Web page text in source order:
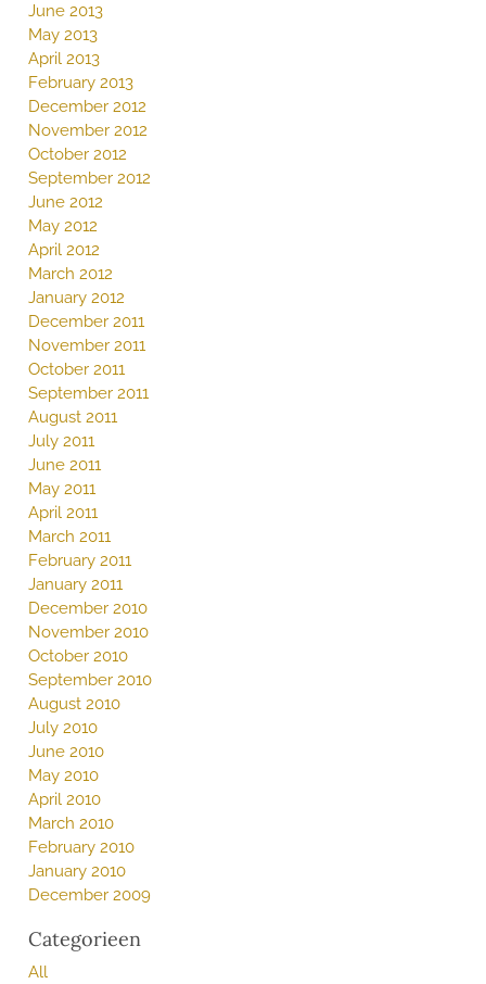
June 2013
May 2013
April 2013
February 2013
December 2012
November 2012
October 2012
September 2012
June 2012
May 2012
April 2012
March 2012
January 2012
December 2011
November 2011
October 2011
September 2011
August 2011
July 2011
June 2011
May 2011
April 2011
March 2011
February 2011
January 2011
December 2010
November 2010
October 2010
September 2010
August 2010
July 2010
June 2010
May 2010
April 2010
March 2010
February 2010
January 2010
December 2009
Categorieen
All